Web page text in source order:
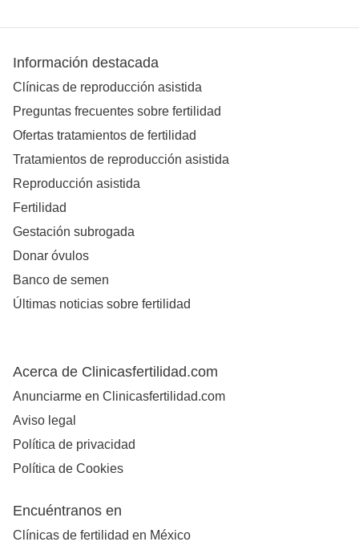
Información destacada
Clínicas de reproducción asistida
Preguntas frecuentes sobre fertilidad
Ofertas tratamientos de fertilidad
Tratamientos de reproducción asistida
Reproducción asistida
Fertilidad
Gestación subrogada
Donar óvulos
Banco de semen
Últimas noticias sobre fertilidad
Acerca de Clinicasfertilidad.com
Anunciarme en Clinicasfertilidad.com
Aviso legal
Política de privacidad
Política de Cookies
Encuéntranos en
Clínicas de fertilidad en México